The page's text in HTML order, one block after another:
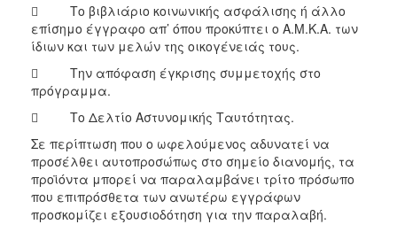
 Το βιβλιάριο κοινωνικής ασφάλισης ή άλλο
επίσημο έγγραφο απ’ όπου προκύπτει ο Α.Μ.Κ.Α. των
ίδιων και των μελών της οικογένειάς τους.
 Την απόφαση έγκρισης συμμετοχής στο
πρόγραμμα.
 Το Δελτίο Αστυνομικής Ταυτότητας.
Σε περίπτωση που ο ωφελούμενος αδυνατεί να
προσέλθει αυτοπροσώπως στο σημείο διανομής, τα
προϊόντα μπορεί να παραλαμβάνει τρίτο πρόσωπο
που επιπρόσθετα των ανωτέρω εγγράφων
προσκομίζει εξουσιοδότηση για την παραλαβή.